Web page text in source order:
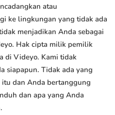
atau
ke lingkungan yang tidak ada
menjadikan Anda sebagai
Hak cipta milik pemilik
di Videyo. Kami tidak
siapapun. Tidak ada yang
dan Anda bertanggung
dan apa yang Anda